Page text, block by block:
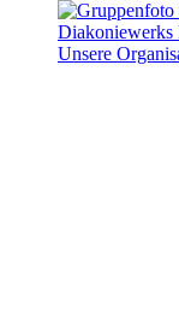
Unsere